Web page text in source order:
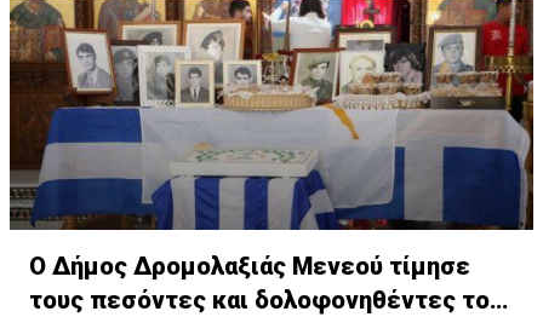
Ο Δήμος Δρομολαξιάς Μενεού τίμησε
τους πεσόντες και δολοφονηθέντες του